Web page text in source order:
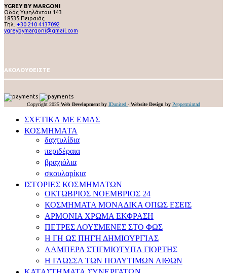
YGREY BY MARGONI
Oδός Υψηλάντου 143
18535 Πειραιάς
Τηλ. +30 210 4137092
ygreybymargoni@gmail.com
ΑΚΟΛΟΥΘΕΙΣΤΕ
Copyright 2025 Web Development by IDunited - Website Design by Peppermintad
ΣΧΕΤΙΚΑ ΜΕ ΕΜΑΣ
ΚΟΣΜΗΜΑΤΑ
δαχτυλίδια
περιδέραια
βραχιόλια
σκουλαρίκια
ΙΣΤΟΡΙΕΣ ΚΟΣΜΗΜΑΤΩΝ
ΟΚΤΩΒΡΙΟΣ ΝΟΕΜΒΡΙΟΣ 24
ΚΟΣΜΗΜΑΤΑ ΜΟΝΑΔΙΚΑ ΟΠΩΣ ΕΣΕΙΣ
APMONIA ΧΡΩΜΑ EΚΦΡΑΣΗ
ΠΕΤΡΕΣ ΛΟΥΣΜEΝΕΣ ΣΤΟ ΦΩΣ
Η ΓΗ ΩΣ ΠΗΓΉ ΔΗΜΙΟΥΡΓΊΑΣ
ΛΑΜΠΕΡΑ ΣΤΙΓΜΙΟΤΥΠΑ ΓΙΟΡΤΗΣ
Η ΓΛΩΣΣΑ ΤΩΝ ΠΟΛΥΤΙΜΩΝ ΛΙΘΩΝ